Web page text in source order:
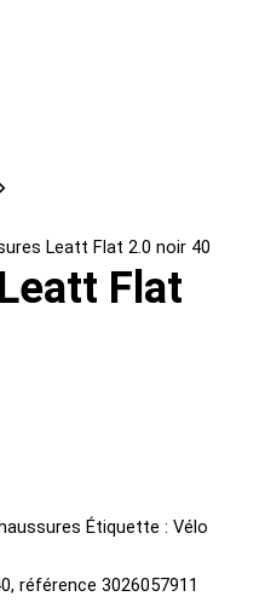
Leatt Flat 2.0 noir 40
Flat
Étiquette : Vélo
référence 3026057911